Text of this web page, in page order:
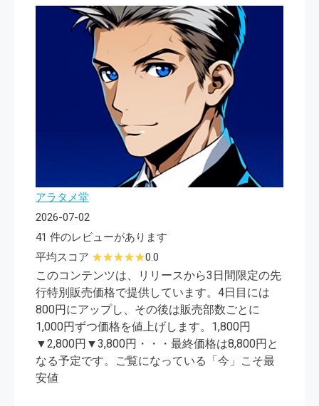
アラタメ堂
2026-07-02
41 件のレビューがあります
平均スコア
0.0
このコンテンツは、リリースから3日間限定の先
行特別販売価格で提供しています。4日目には
800円にアップし、その後は販売部数ごとに
1,000円ずつ価格を値上げします。1,800円
▼2,800円▼3,800円・・・最終価格は8,800円と
なる予定です。ご覧になっている「今」こそ最
安値